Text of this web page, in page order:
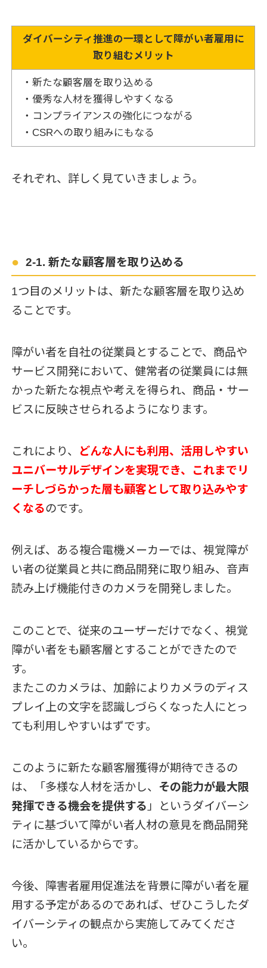
ダイバーシティ推進の一環として障がい者雇用に
取り組むメリット
・新たな顧客層を取り込める
・優秀な人材を獲得しやすくなる
・コンプライアンスの強化につながる
・CSRへの取り組みにもなる
それぞれ、詳しく見ていきましょう。
2-1. 新たな顧客層を取り込める
1つ目のメリットは、新たな顧客層を取り込め
ることです。
障がい者を自社の従業員とすることで、商品や
サービス開発において、健常者の従業員には無
かった新たな視点や考えを得られ、商品・サー
ビスに反映させられるようになります。
これにより、
どんな人にも利用、活用しやすい
ユニバーサルデザインを実現でき、これまでリ
ーチしづらかった層も顧客として取り込みやす
くなるのです。
例えば、ある複合電機メーカーでは、視覚障が
い者の従業員と共に商品開発に取り組み、音声
読み上げ機能付きのカメラを開発しました。
このことで、従来のユーザーだけでなく、視覚
障がい者をも顧客層とすることができたので
す。
またこのカメラは、加齢によりカメラのディス
プレイ上の文字を認識しづらくなった人にとっ
ても利用しやすいはずです。
このように新たな顧客層獲得が期待できるの
は、「多様な人材を活かし、 その能力が最大限
発揮できる機会を提供する 」というダイバーシ
ティに基づいて障がい者人材の意見を商品開発
に活かしているからです。
今後、障害者雇用促進法を背景に障がい者を雇
用する予定があるのであれば、ぜひこうしたダ
イバーシティの観点から実施してみてくださ
い。